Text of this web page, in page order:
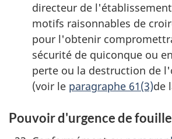
directeur de
motifs raisonnables de
pour l'obtenir
sécurité de quiconque ou
perte ou la destruction de
(voir le paragraphe 61(3)de
Pouvoir d'urgence de